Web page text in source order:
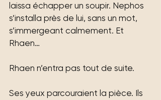
laissa échapper un soupir. Nephos
s’installa près de lui, sans un mot,
s’immergeant calmement. Et
Rhaen…
Rhaen n’entra pas tout de suite.
Ses yeux parcouraient la pièce. Ils